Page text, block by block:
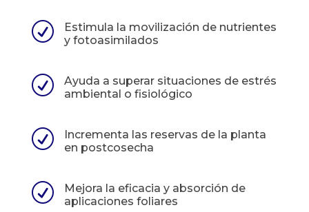
R
Estimula la movilización de nutrientes
y fotoasimilados
R
Ayuda a superar situaciones de estrés
ambiental o fisiológico
R
Incrementa las reservas de la planta
en postcosecha
R
Mejora la eficacia y absorción de
aplicaciones foliares